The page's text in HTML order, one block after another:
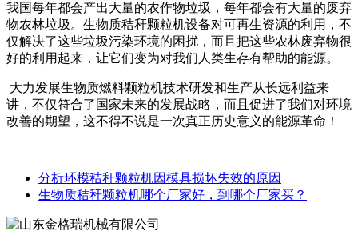
我国每年都会产出大量的农作物垃圾，每年都会有大量的废弃
物农林垃圾。生物质秸秆颗粒机设备对可再生资源的利用，不
仅解决了这些垃圾污染环境的困扰，而且把这些农林废弃物很
好的利用起来，让它们变为对我们人类生存有帮助的能源。
大力发展生物质燃料颗粒机技术研发和生产从长远利益来
讲，不仅符合了国家未来的发展战略，而且促进了我们对环境
改善的期望，这不得不说是一次真正历史意义的能源革命！
分析环模秸秆颗粒机因模具损坏失效的原因
生物质秸秆颗粒机哪个厂家好，到哪个厂家买？